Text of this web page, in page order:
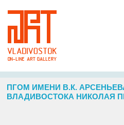
ПГОМ ИМЕНИ В.К.
ВЛАДИВОСТОКА НИКОЛАЯ